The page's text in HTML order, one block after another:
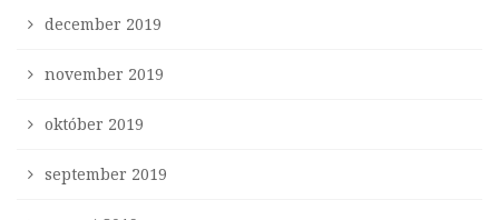
december 2019
november 2019
október 2019
september 2019